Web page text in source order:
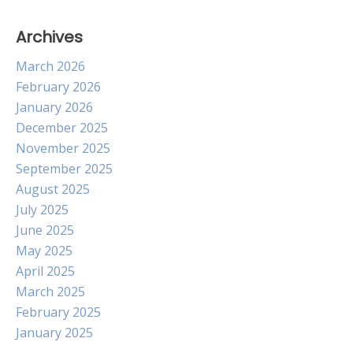
Archives
March 2026
February 2026
January 2026
December 2025
November 2025
September 2025
August 2025
July 2025
June 2025
May 2025
April 2025
March 2025
February 2025
January 2025